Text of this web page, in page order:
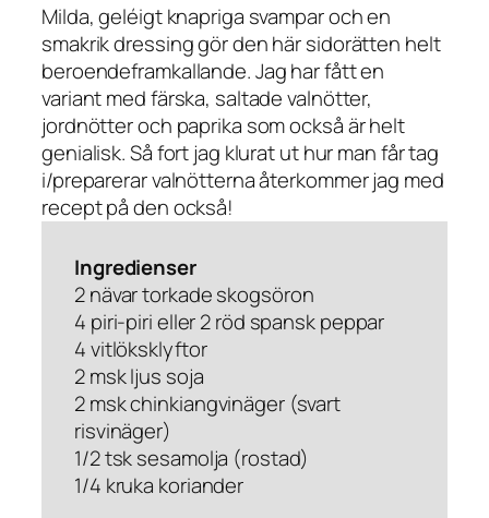
Milda, geléigt knapriga svampar och en
smakrik dressing gör den här sidorätten helt
beroendeframkallande. Jag har fått en
variant med färska, saltade valnötter,
jordnötter och paprika som också är helt
genialisk. Så fort jag klurat ut hur man får tag
i/preparerar valnötterna återkommer jag med
recept på den också!
Ingredienser
2 nävar torkade skogsöron
4 piri-piri eller 2 röd spansk peppar
4 vitlöksklyftor
2 msk ljus soja
2 msk chinkiangvinäger (svart
risvinäger)
1/2 tsk sesamolja (rostad)
1/4 kruka koriander